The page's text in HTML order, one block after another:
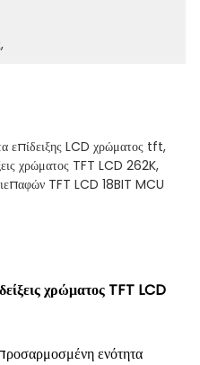
επίδειξης LCD χρώματος tft,
χρώματος TFT LCD 262K,
TFT LCD 18BIT MCU
χρώματος TFT LCD
ενότητα